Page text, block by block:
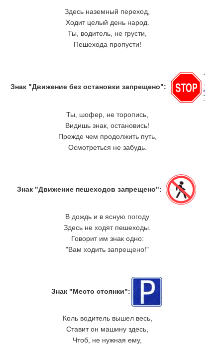
Здесь наземный переход,
Ходит целый день народ.
Ты, водитель, не грусти,
Пешехода пропусти!
Знак "Движение без остановки запрещено":
Ты, шофер, не торопись,
Видишь знак, остановись!
Прежде чем продолжить путь,
Осмотреться не забудь.
Знак "Движение пешеходов запрещено":
В дождь и в ясную погоду
Здесь не ходят пешеходы.
Говорит им знак одно:
"Вам ходить запрещено!"
Знак "Место стоянки":
Коль водитель вышел весь,
Ставит он машину здесь,
Чтоб, не нужная ему,